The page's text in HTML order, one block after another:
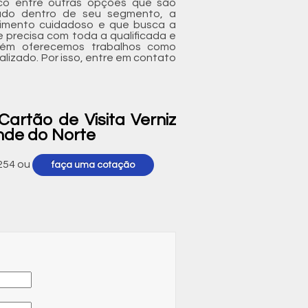
entre outras opções que são
dentro de seu segmento, a
cuidadoso e que busca a
precisa com toda a qualificada e
oferecemos trabalhos como
Por isso, entre em contato
de Visita Verniz
do Norte
ou faça uma cotação